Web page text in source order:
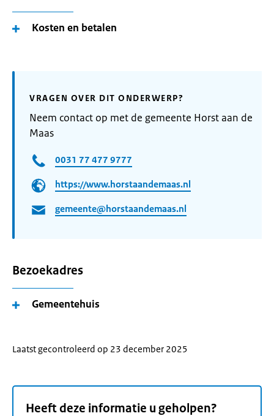
Kosten en betalen
VRAGEN OVER DIT ONDERWERP?
Neem contact op met de gemeente Horst aan de
Maas
0031 77 477 9777
https://www.horstaandemaas.nl
gemeente@horstaandemaas.nl
Bezoekadres
Gemeentehuis
Laatst gecontroleerd op 23 december 2025
Heeft deze informatie u geholpen?